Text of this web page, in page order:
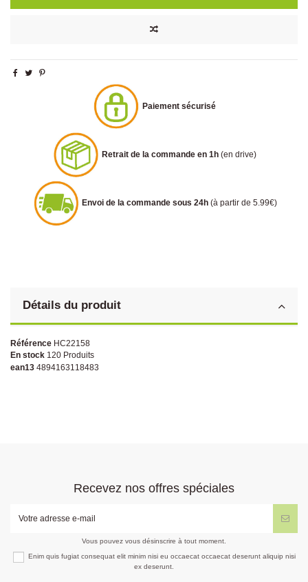
Paiement sécurisé
Retrait de la commande en 1h (en drive)
Envoi de la commande sous 24h (à partir de 5.99€)
Détails du produit
Référence HC22158
En stock 120 Produits
ean13 4894163118483
Recevez nos offres spéciales
Vous pouvez vous désinscrire à tout moment.
Enim quis fugiat consequat elit minim nisi eu occaecat occaecat deserunt aliquip nisi
ex deserunt.